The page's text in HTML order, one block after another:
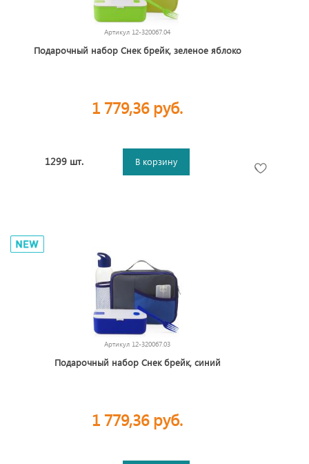
Артикул 12-320067.04
Подарочный набор Снек брейк, зеленое яблоко
1 779,36 руб.
1299 шт. В корзину
Артикул 12-320067.03
Подарочный набор Снек брейк, синий
1 779,36 руб.